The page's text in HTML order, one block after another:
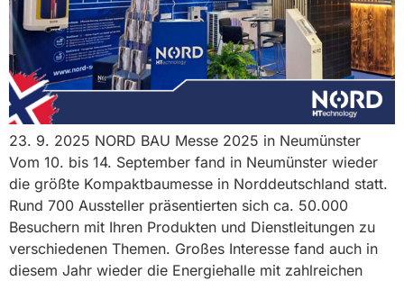
23. 9. 2025 NORD BAU Messe 2025 in Neumünster
Vom 10. bis 14. September fand in Neumünster wieder
die größte Kompaktbaumesse in Norddeutschland statt.
Rund 700 Aussteller präsentierten sich ca. 50.000
Besuchern mit Ihren Produkten und Dienstleitungen zu
verschiedenen Themen. Großes Interesse fand auch in
diesem Jahr wieder die Energiehalle mit zahlreichen